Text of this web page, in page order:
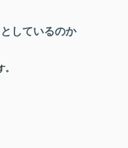
しているのか
。